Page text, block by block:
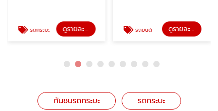
รถกระบะ ดูรายละเอียด รถยนต์ ดูรายละเอียด
กันชนรถกระบะ
รถกระบะ